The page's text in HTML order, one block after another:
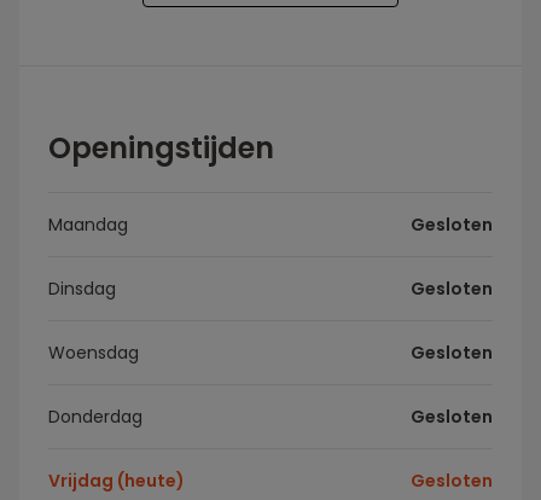
Openingstijden
Maandag Gesloten
Dinsdag Gesloten
Woensdag Gesloten
Donderdag Gesloten
Vrijdag (heute) Gesloten